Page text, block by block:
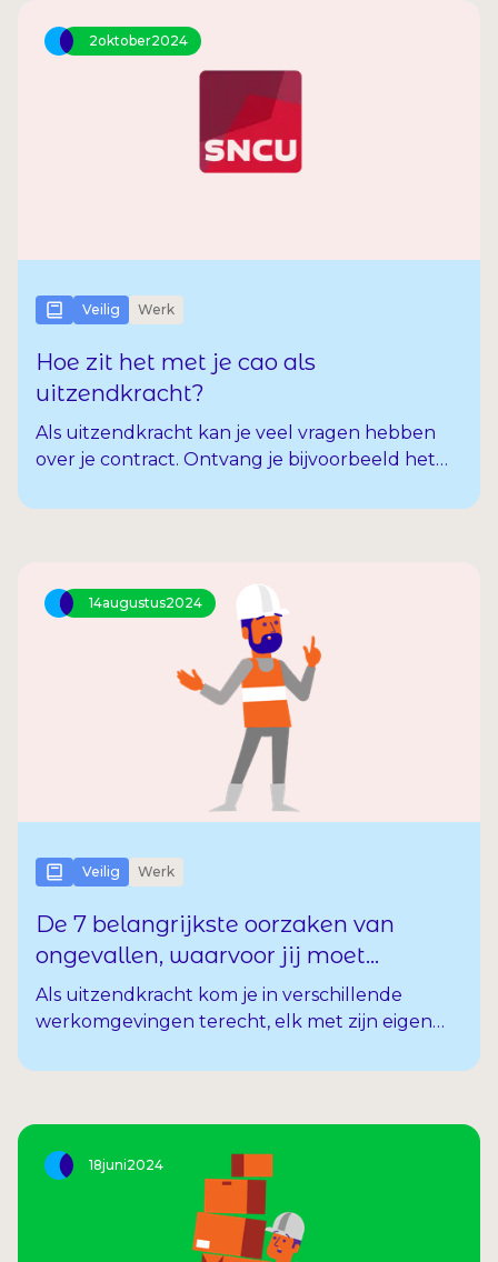
2oktober2024
Veilig Werk
Hoe zit het met je cao als
uitzendkracht?
Als uitzendkracht kan je veel vragen hebben
over je contract. Ontvang je bijvoorbeeld het
vakantiegeld? Ben je uitzendkracht en heb je
Uitzendkrachten.
14augustus2024
Veilig Werk
De 7 belangrijkste oorzaken van
ongevallen, waarvoor jij moet
oppassen
Als uitzendkracht kom je in verschillende
werkomgevingen terecht, elk met zijn eigen
des te belangrijker om te weten waar je op
dit artikel bespreken we de 7 belangrijkste
oorzaken van ongevallen op de werkvloer,
zodat jij goed voorbereid bent.
18juni2024